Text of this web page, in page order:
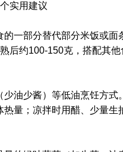
实用建议
的一部分替代部分米饭或
后约100-150克，搭配其
少油少酱）等低油烹饪方
热量；凉拌时用醋、少量